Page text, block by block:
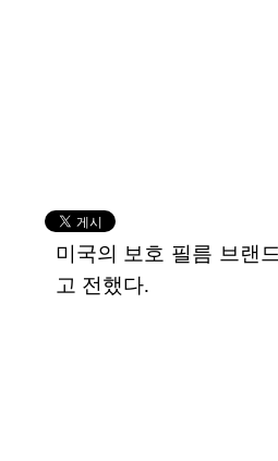
미국의 보호 필름 브랜
고 전했다.